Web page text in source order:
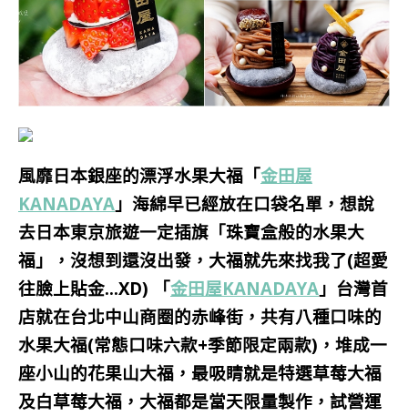
風靡日本銀座的漂浮水果大福「金田屋
KANADAYA 」海綿早已經放在口袋名單，想說
去日本東京旅遊一定插旗「珠寶盒般的水果大
福」，沒想到還沒出發，大福就先來找我了(超愛
往臉上貼金…XD) 「金田屋KANADAYA 」台灣首
店就在台北中山商圈的赤峰街，共有八種口味的
水果大福(常態口味六款+季節限定兩款)，堆成一
座小山的花果山大福，最吸睛就是特選草莓大福
及白草莓大福，大福都是當天限量製作，試營運